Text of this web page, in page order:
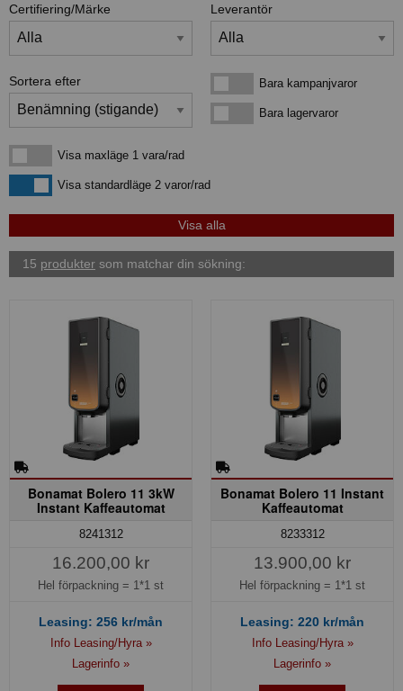
Certifiering/Märke Leverantör
Sortera efter Bara kampanjvarorBara kampanjvaror
Bara lagervarorBara lagervaror
Visa maxläge 1 vara/rad
Visa maxläge 1 vara/rad
Visa standardlägeVisa standardläge 2 varor/rad
15 produkter som matchar din sökning:
Bonamat Bolero 11 3kW
Instant Kaffeautomat
8241312
16.200,00 kr
Hel förpackning = 1*1 st
Leasing: 256 kr/mån
Info Leasing/Hyra »
Lagerinfo »
Bonamat Bolero 11 Instant
Kaffeautomat
8233312
13.900,00 kr
Hel förpackning = 1*1 st
Leasing: 220 kr/mån
Info Leasing/Hyra »
Lagerinfo »